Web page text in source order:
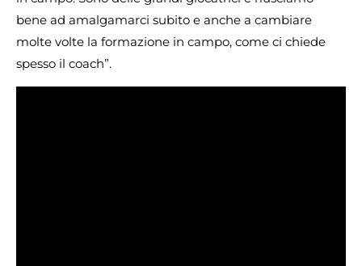
bene ad amalgamarci subito e anche a cambiare
molte volte la formazione in campo, come ci chiede
spesso il coach”.